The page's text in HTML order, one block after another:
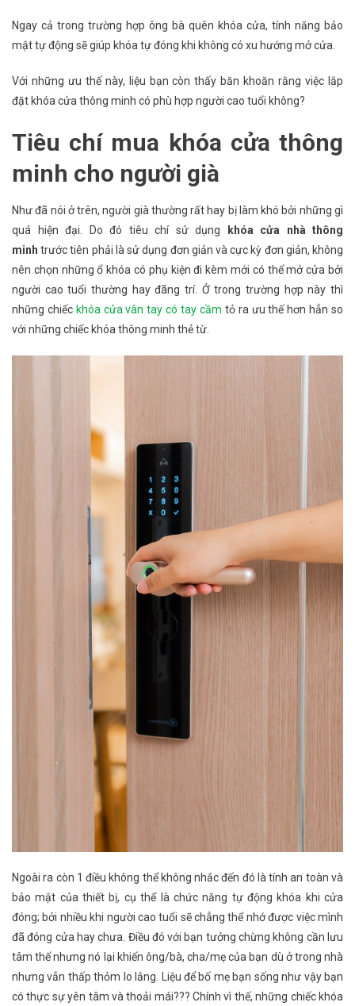
Ngay cả trong trường hợp ông bà quên khóa cửa, tính năng bảo
mật tự động sẽ giúp khóa tự đóng khi không có xu hướng mở cửa.
Với những ưu thế này, liệu bạn còn thấy băn khoăn rằng việc lắp
đặt khóa cửa thông minh có phù hợp người cao tuổi không?
Tiêu chí mua khóa cửa thông
minh cho người già
Như đã nói ở trên, người già thường rất hay bị làm khó bởi những gì
quá hiện đại. Do đó tiêu chí sử dụng
khóa cửa nhà thông
minhtrước tiên phải là sử dụng đơn giản và cực kỳ đơn giản, không
nên chọn những ổ khóa có phụ kiện đi kèm mới có thể mở cửa bởi
người cao tuổi thường hay đãng trí. Ở trong trường hợp này thì
những chiếc khóa cửa vân tay có tay cầm tỏ ra ưu thế hơn hẳn so
với những chiếc khóa thông minh thẻ từ.
Ngoài ra còn 1 điều không thể không nhắc đến đó là tính an toàn và
bảo mật của thiết bị, cụ thể là chức năng tự động khóa khi cửa
đóng; bởi nhiều khi người cao tuổi sẽ chẳng thể nhớ được việc mình
đã đóng cửa hay chưa. Điều đó với bạn tưởng chừng không cần lưu
tâm thế nhưng nó lại khiến ông/bà, cha/mẹ của bạn dù ở trong nhà
nhưng vẫn thấp thỏm lo lắng. Liệu để bố mẹ bạn sống như vậy bạn
có thực sự yên tâm và thoải mái??? Chính vì thế, những chiếc khóa